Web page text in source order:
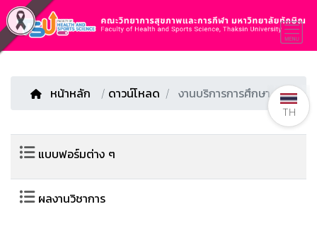
หน้าหลัก / ดาวน์โหลด งานบริการการศึกษา
แบบฟอร์มต่าง ๆ
ผลงานวิชาการ
TH